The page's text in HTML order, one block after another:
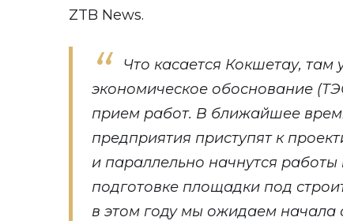
ZTB News.
Что касается Кокшетау,
экономическое обоснование
прием работ. В ближайшее
предприятия приступят к
и параллельно начнутся работы
подготовке площадки под
в этом году мы ожидаем начала